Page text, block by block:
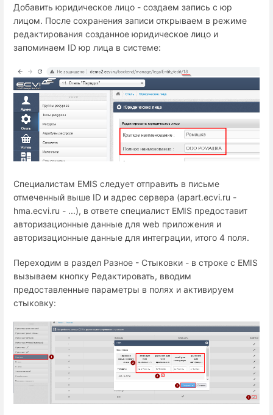
Добавить юридическое лицо - создаем запись с юр
лицом. После сохранения записи открываем в режиме
редактирования созданное юридическое лицо и
запоминаем ID юр лица в системе:
Специалистам EMIS следует отправить в письме
отмеченный выше ID и адрес сервера (apart.ecvi.ru -
hma.ecvi.ru - ...), в ответе специалист EMIS предоставит
авторизационные данные для web приложения и
авторизационные данные для интеграции, итого 4 поля.
Переходим в раздел Разное - Стыковки - в строке с EMIS
вызываем кнопку Редактировать, вводим
предоставленные параметры в полях и активируем
стыковку: